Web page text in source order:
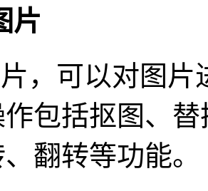
片
，可以对图片
包括抠图、
翻转等功能。